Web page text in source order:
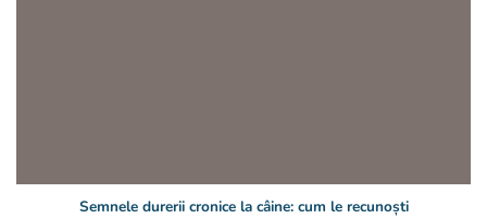
Semnele durerii cronice la câine: cum le recunoști